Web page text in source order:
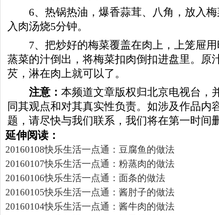
6、热锅热油，爆香蒜茸、八角，放入梅
入肉汤烧5分钟。
7、把炒好的梅菜覆盖在肉上，上笼屉用
蒸菜的汁倒出，将梅菜扣肉倒扣进盘里。原
芡，淋在肉上就可以了。
注意： 本频道文章版权归北京电视台，
同其观点和对其真实性负责。如涉及作品内
题，请尽快与我们联系，我们将在第一时间
延伸阅读：
20160108快乐生活一点通：豆腐鱼的做法
20160107快乐生活一点通：粉蒸肉的做法
20160106快乐生活一点通：面条的做法
20160105快乐生活一点通：酱肘子的做法
20160104快乐生活一点通：酱牛肉的做法